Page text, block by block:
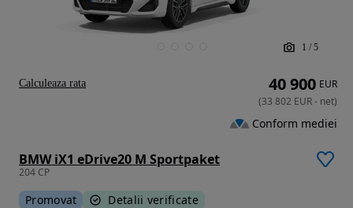
1 / 5
BMW iX1 eDrive20 M Sportpaket
204 CP
Promovat Detalii verificate
40 900 EUR
(33 802 EUR- net)
Conform mediei
Calculeaza rata